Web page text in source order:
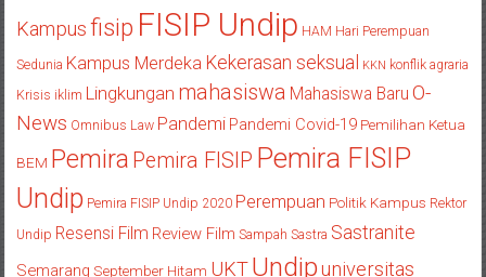
Kampus fisip FISIP Undip HAM Hari Perempuan
Sedunia Kampus Merdeka Kekerasan seksual KKN konflik agraria
Krisis iklim Lingkungan mahasiswa Mahasiswa Baru O-
News Omnibus Law Pandemi Pandemi Covid-19 Pemilihan Ketua
BEM Pemira Pemira FISIP Pemira FISIP
Undip Pemira FISIP Undip 2020 Perempuan Politik Kampus Rektor
Undip Resensi Film Review Film Sampah Sastra Sastranite
Semarang September Hitam UKTUndipuniversitas